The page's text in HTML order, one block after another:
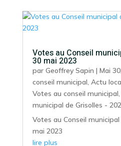
Votes au Conseil
30 mai 2023
par Geoffrey Sapin | Mai
conseil municipal, Actu
Votes au conseil municipal,
municipal de Grisolles -
Votes au Conseil
mai 2023
lire plus